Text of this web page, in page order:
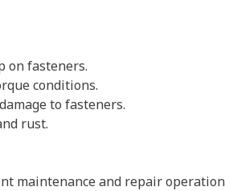
on fasteners.
conditions.
to fasteners.
rust.
maintenance and repair